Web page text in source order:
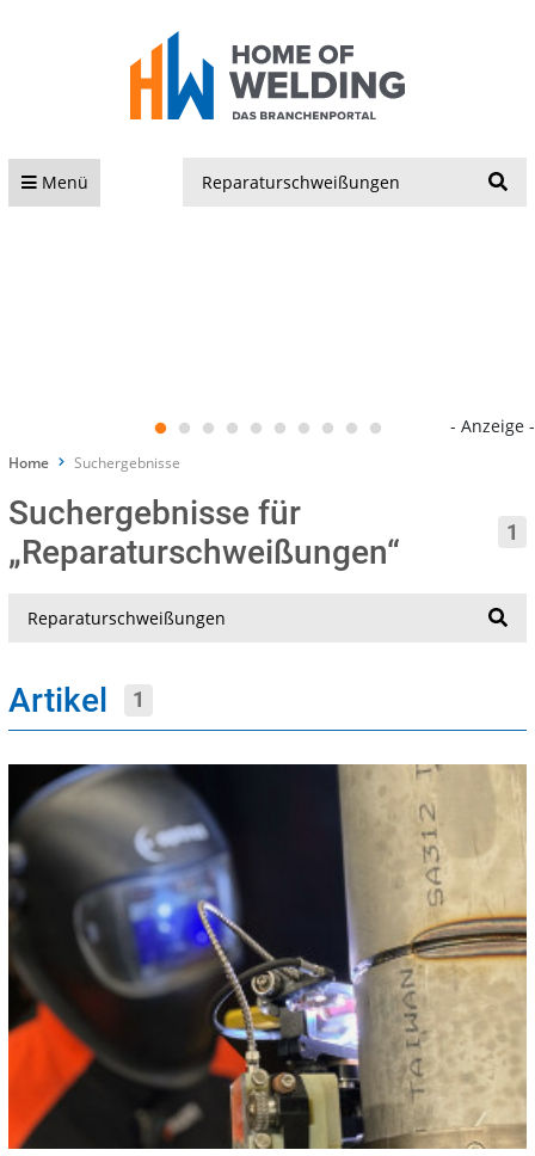
Menü
- Anzeige -
Home Suchergebnisse
Suchergebnisse für
„Reparaturschweißungen“
1
Artikel 1